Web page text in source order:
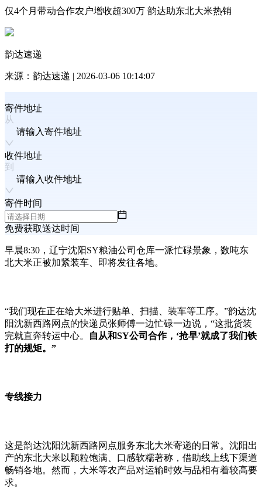
仅4个月带动合作农户增收超300万 韵达助东北大米热销
韵达速递
来源： 韵达速递 | 2026-03-06 10:14:07
寄件地址
请输入寄件地址
收件地址
请输入收件地址
寄件时间
免费获取送达时间
早晨8:30 ，辽宁沈阳SY粮油公司仓库一派忙碌景象，数吨东
北大米正被加紧装车、即将发往各地。
“我们现在正在给大米进行贴单、扫描、装车等工序。 ”韵达沈
阳沈新西路网点的快递员张师傅一边忙碌一边说， “这批货装
完就直奔转运中心。
自从和SY公司合作， ‘抢早’就成了我们铁
打的规矩。 ”
专线接力
这是韵达沈阳沈新西路网点服务东北大米寄递的日常。沈阳出
产的东北大米以颗粒饱满、口感软糯著称，借助线上线下渠道
畅销各地。然而，大米等农产品对运输时效与品相有着较高要
求。